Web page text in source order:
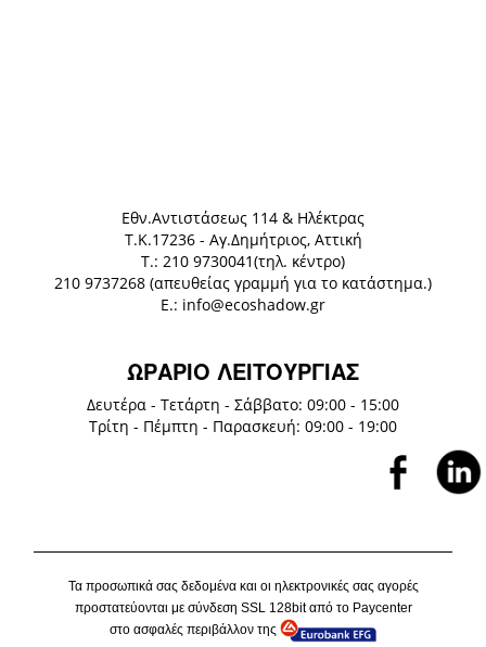
Eθν.Αντιστάσεως 114 & Ηλέκτρας
Τ.Κ.17236 - Αγ.Δημήτριος, Αττική
Τ.: 210 9730041(τηλ. κέντρο)
210 9737268 (απευθείας γραμμή για το κατάστημα.)
E.: info@ecoshadow.gr
ΩΡΑΡΙΟ ΛΕΙΤΟΥΡΓΙΑΣ
Δευτέρα - Τετάρτη - Σάββατο: 09:00 - 15:00
Τρίτη - Πέμπτη - Παρασκευή: 09:00 - 19:00
Τα προσωπικά σας δεδομένα και οι ηλεκτρονικές σας αγορές
προστατεύονται με σύνδεση SSL128bit από το Paycenter
στο ασφαλές περιβάλλον της